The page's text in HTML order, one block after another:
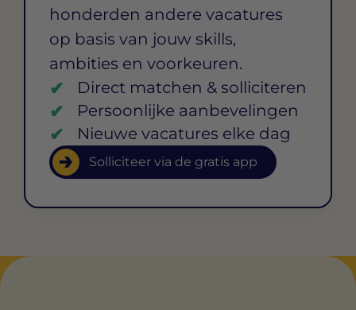
honderden andere vacatures
op basis van jouw skills,
ambities en voorkeuren.
Direct matchen & solliciteren
Persoonlijke aanbevelingen
Nieuwe vacatures elke dag
Solliciteer via de gratis app